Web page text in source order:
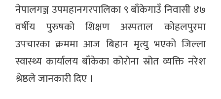
नेपालगञ्ज उपमहानगरपालिका ९ बाँकेगाउँ निवासी ४७
वर्षीय पुरुषको शिक्षण अस्पताल कोहलपुरमा
उपचारका क्रममा आज बिहान मृत्यु भएको जिल्ला
स्वास्थ्य कार्यालय बाँकेका कोरोना स्रोत व्यक्ति नरेश
श्रेष्ठले जानकारी दिए ।